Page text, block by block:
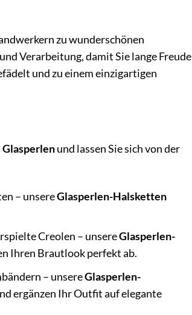
zu wunderschönen
Verarbeitung, damit Sie lange Freude
und zu einem einzigartigen
Glasperlenund lassen Sie sich von der
– unsereGlasperlen-Halsketten
Creolen – unsereGlasperlen-
Ihren Brautlook perfekt ab.
– unsereGlasperlen-
ergänzen Ihr Outfit auf elegante